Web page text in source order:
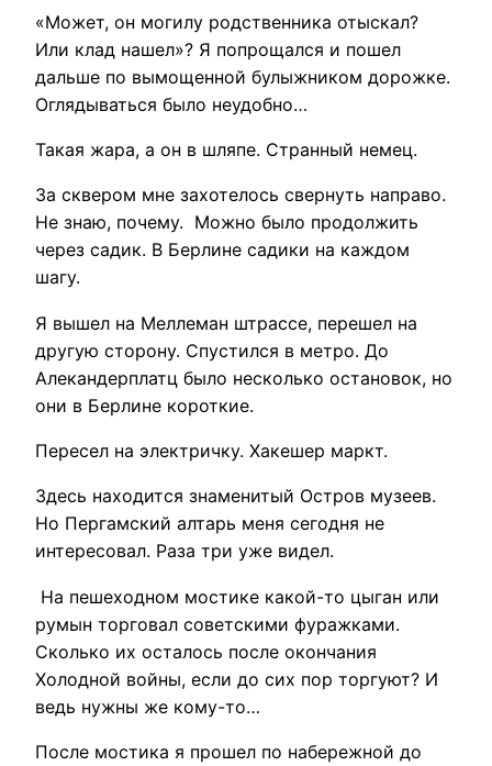
«Может, он могилу родственника отыскал?
Или клад нашел»? Я попрощался и пошел
дальше по вымощенной булыжником дорожке.
Оглядываться было неудобно…
Такая жара, а он в шляпе. Странный немец.
За сквером мне захотелось свернуть направо.
Не знаю, почему. Можно было продолжить
через садик. В Берлине садики на каждом
шагу.
Я вышел на Меллеман штрассе, перешел на
другую сторону. Спустился в метро. До
Алекандерплатц было несколько остановок, но
они в Берлине короткие.
Пересел на электричку. Хакешер маркт.
Здесь находится знаменитый Остров музеев.
Но Пергамский алтарь меня сегодня не
интересовал. Раза три уже видел.
На пешеходном мостике какой-то цыган или
румын торговал советскими фуражками.
Сколько их осталось после окончания
Холодной войны, если до сих пор торгуют? И
ведь нужны же кому-то…
После мостика я прошел по набережной до